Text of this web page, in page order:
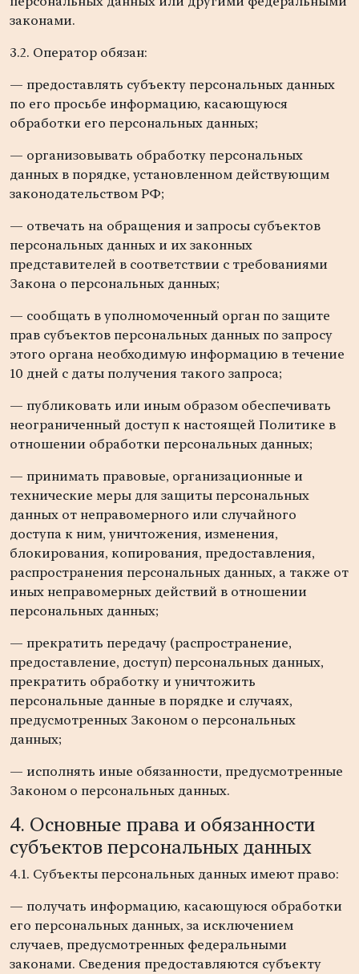
законами.
3.2. Оператор обязан:
— предоставлять субъекту персональных данных
по его просьбе информацию, касающуюся
обработки его персональных данных;
— организовывать обработку персональных
данных в порядке, установленном действующим
законодательством РФ;
— отвечать на обращения и запросы субъектов
персональных данных и их законных
представителей в соответствии с требованиями
Закона о персональных данных;
— сообщать в уполномоченный орган по защите
прав субъектов персональных данных по запросу
этого органа необходимую информацию в течение
10 дней с даты получения такого запроса;
— публиковать или иным образом обеспечивать
неограниченный доступ к настоящей Политике в
отношении обработки персональных данных;
— принимать правовые, организационные и
технические меры для защиты персональных
данных от неправомерного или случайного
доступа к ним, уничтожения, изменения,
блокирования, копирования, предоставления,
распространения персональных данных, а также от
иных неправомерных действий в отношении
персональных данных;
— прекратить передачу (распространение,
предоставление, доступ) персональных данных,
прекратить обработку и уничтожить
персональные данные в порядке и случаях,
предусмотренных Законом о персональных
данных;
— исполнять иные обязанности, предусмотренные
Законом о персональных данных.
4. Основные права и обязанности
субъектов персональных данных
4.1. Субъекты персональных данных имеют право:
— получать информацию, касающуюся обработки
его персональных данных, за исключением
случаев, предусмотренных федеральными
законами. Сведения предоставляются субъекту